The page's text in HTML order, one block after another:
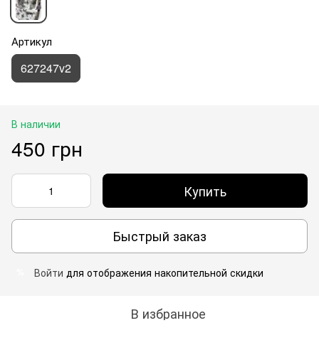
Артикул
627247v2
В наличии
450 грн
Купить
Быстрый заказ
Войти для отображения накопительной скидки
В избранное